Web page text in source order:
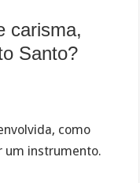
carisma,
Santo?
como
um instrumento.